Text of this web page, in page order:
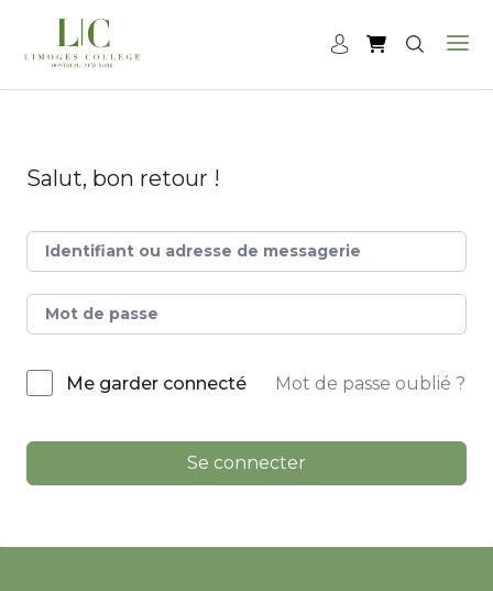
Salut, bon retour !
Me garder connecté Mot de passe oublié ?
Se connecter